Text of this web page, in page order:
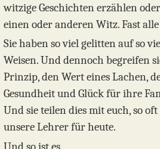
witzige Geschichten erzählen
einen oder anderen Witz. Fast
Sie haben so viel gelitten auf so
Weisen. Und dennoch begreifen
Prinzip, den Wert eines Lachen,
Gesundheit und Glück für ihre
Und sie teilen dies mit euch, so
unsere Lehrer für heute.